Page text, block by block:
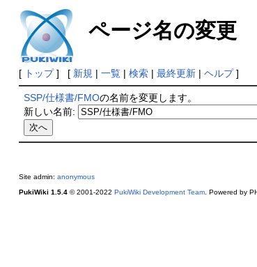
ページ名の変更
[ トップ] [ 新規 | 一覧| 検索| 最終更新| ヘルプ]
SSP/仕様書/FMOの名前を変更します。
新しい名前:
Site admin: anonymous
PukiWiki 1.5.4© 2001-2022 PukiWiki Development Team. Powered by